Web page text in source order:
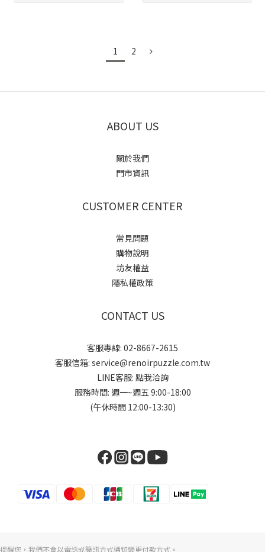
1 2
ABOUT US
關於我們
門市資訊
CUSTOMER CENTER
常見問題
購物說明
坊友權益
隱私權政策
CONTACT US
客服專線: 02-8667-2615
客服信箱: service@renoirpuzzle.com.tw
LINE客服: 點我洽詢
服務時間: 週一~週五 9:00-18:00
(午休時間 12:00-13:30)
提醒您，我們不會以電話或簡訊方式通知變更付款方式。